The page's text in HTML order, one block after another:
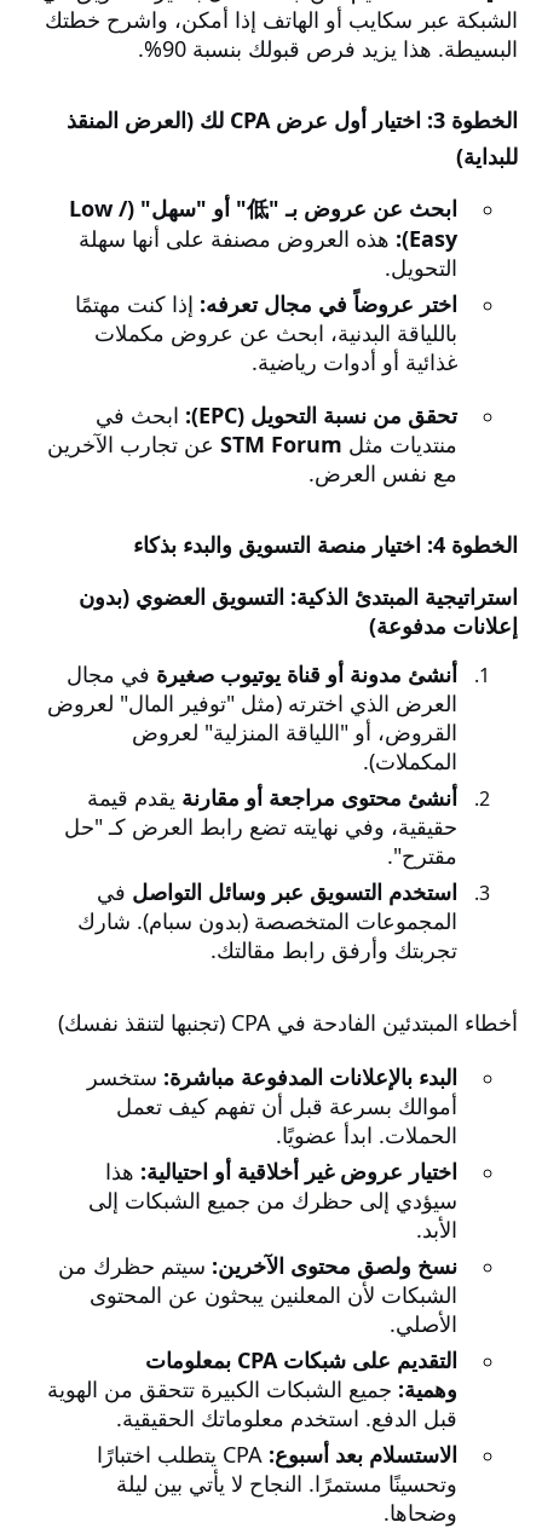
الشبكة عبر سكايب أو الهاتف إذا أمكن، واشرح خطتك
البسيطة. هذا يزيد فرص قبولك بنسبة 90%.
الخطوة 3: اختيار أول عرض CPA لك (العرض المنقذ
للبداية)
ابحث عن عروض بـ "低" أو "سهل" (Low /
Easy):
هذه العروض مصنفة على أنها سهلة
التحويل.
اختر عروضاً في مجال تعرفه: إذا كنت مهتمًا
باللياقة البدنية، ابحث عن عروض مكملات
غذائية أو أدوات رياضية.
تحقق من نسبة التحويل (EPC):
ابحث في
منتديات مثل STM Forum عن تجارب الآخرين
مع نفس العرض.
الخطوة 4: اختيار منصة التسويق والبدء بذكاء
استراتيجية المبتدئ الذكية: التسويق العضوي (بدون
إعلانات مدفوعة)
أنشئ مدونة أو قناة يوتيوب صغيرة في مجال
العرض الذي اخترته (مثل "توفير المال" لعروض
القروض، أو "اللياقة المنزلية" لعروض
المكملات).
أنشئ محتوى مراجعة أو مقارنة يقدم قيمة
حقيقية، وفي نهايته تضع رابط العرض كـ "حل
مقترح".
استخدم التسويق عبر وسائل التواصل في
المجموعات المتخصصة (بدون سبام). شارك
تجربتك وأرفق رابط مقالتك.
أخطاء المبتدئين الفادحة في CPA (تجنبها لتنقذ نفسك)
البدء بالإعلانات المدفوعة مباشرة: ستخسر
أموالك بسرعة قبل أن تفهم كيف تعمل
الحملات. ابدأ عضويًا.
اختيار عروض غير أخلاقية أو احتيالية: هذا
سيؤدي إلى حظرك من جميع الشبكات إلى
الأبد.
نسخ ولصق محتوى الآخرين: سيتم حظرك من
الشبكات لأن المعلنين يبحثون عن المحتوى
الأصلي.
التقديم على شبكات CPA بمعلومات
وهمية: جميع الشبكات الكبيرة تتحقق من الهوية
قبل الدفع. استخدم معلوماتك الحقيقية.
الاستسلام بعد أسبوع:
CPA يتطلب اختبارًا
وتحسينًا مستمرًا. النجاح لا يأتي بين ليلة
وضحاها.